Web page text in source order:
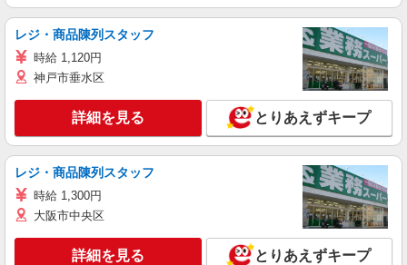
レジ・商品陳列スタッフ
時給 1,120円
神戸市垂水区
詳細を見る とりあえずキープ
レジ・商品陳列スタッフ
時給 1,300円
大阪市中央区
詳細を見る とりあえずキープ